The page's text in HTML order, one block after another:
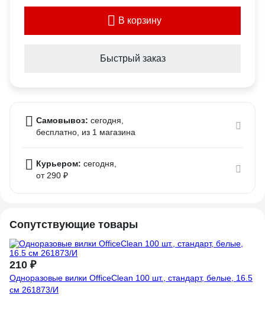
В корзину
Быстрый заказ
Самовывоз: сегодня,
бесплатно , из 1 магазина
Курьером: сегодня,
от 290 ₽
Сопутствующие товары
210 ₽
Одноразовые вилки OfficeClean 100 шт., стандарт, белые, 16.5
см 261873/И